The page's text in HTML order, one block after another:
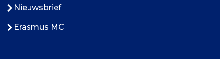
Nieuwsbrief
Erasmus MC